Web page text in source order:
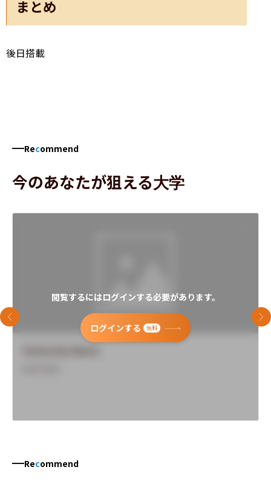
まとめ
後日搭載
Recommend
今のあなたが狙える大学
閲覧するにはログインする必要があります。
ログインする 無料
前のスライド 次
Recommend